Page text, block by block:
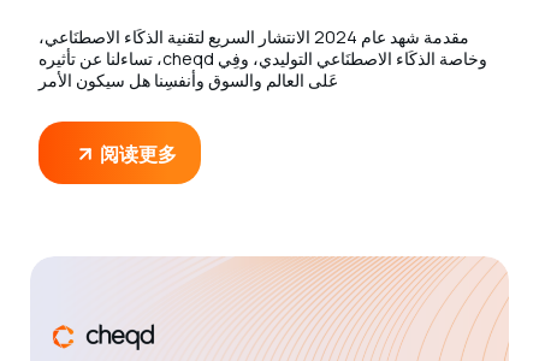
مقدمة شهد عام 2024 الانتشار السريع لتقنية الذكَاء الاصطنَاعي،
وخاصة الذكَاء الاصطنَاعي التوليدي، وفِي cheqd، تساءلنا عن تأثيره
عَلى العالم والسوق وأنفسِنا هل سيكون الأمر
阅读更多